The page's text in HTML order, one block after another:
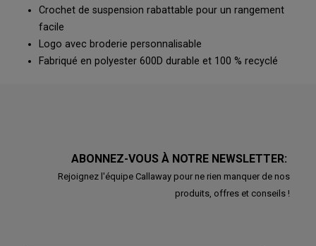
Crochet de suspension rabattable pour un rangement
facile
Logo avec broderie personnalisable
Fabriqué en polyester 600D durable et 100 % recyclé
ABONNEZ-VOUS À NOTRE NEWSLETTER:
Rejoignez l'équipe Callaway pour ne rien manquer de nos
produits, offres et conseils !